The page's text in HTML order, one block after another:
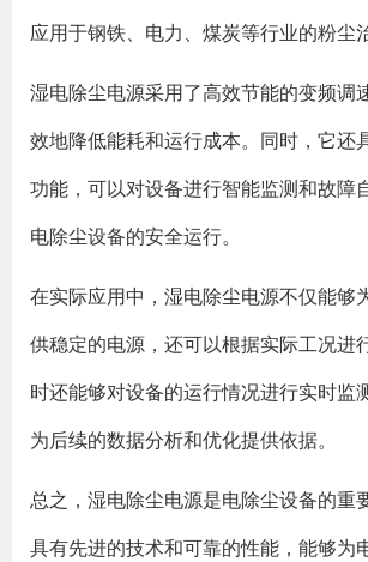
应用于钢铁、电力、煤炭等行业的粉尘
湿电除尘电源采用了高效节能的变频调
效地降低能耗和运行成本。同时，它还
功能，可以对设备进行智能监测和故障
电除尘设备的安全运行。
在实际应用中，湿电除尘电源不仅能够
供稳定的电源，还可以根据实际工况进
时还能够对设备的运行情况进行实时监
为后续的数据分析和优化提供依据。
总之，湿电除尘电源是电除尘设备的重
具有先进的技术和可靠的性能，能够为